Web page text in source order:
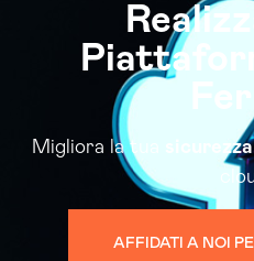
Migliora la tua sicurezza
AFFIDATI A NOI